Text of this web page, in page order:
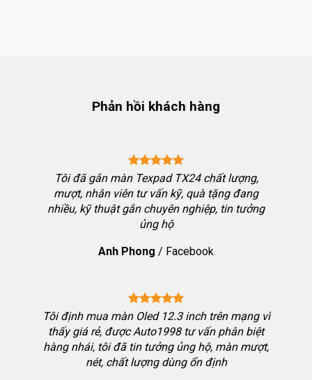
Phản hồi khách hàng
Tôi đã gắn màn Texpad TX24 chất lượng,
mượt, nhân viên tư vấn kỹ, quà tặng đang
nhiều, kỹ thuật gắn chuyên nghiệp, tin tưởng
ủng hộ
Anh Phong / Facebook
Tôi định mua màn Oled 12.3 inch trên mạng vì
thấy giá rẻ, được Auto1998 tư vấn phân biệt
hàng nhái, tôi đã tin tưởng ủng hộ, màn mượt,
nét, chất lượng dùng ổn định